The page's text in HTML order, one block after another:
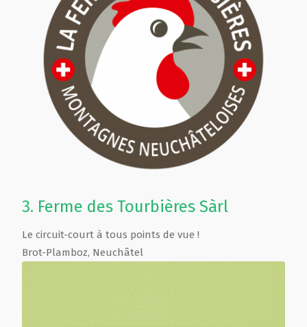
3. Ferme des Tourbières Sàrl
Le circuit-court à tous points de vue !
Brot-Plamboz, Neuchâtel